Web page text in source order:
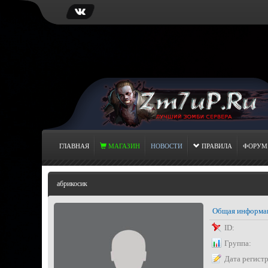
ГЛАВНАЯ МАГАЗИН НОВОСТИ ПРАВИЛА ФОРУМ
абрикосик
Общая
ID:
Группа:
Дата